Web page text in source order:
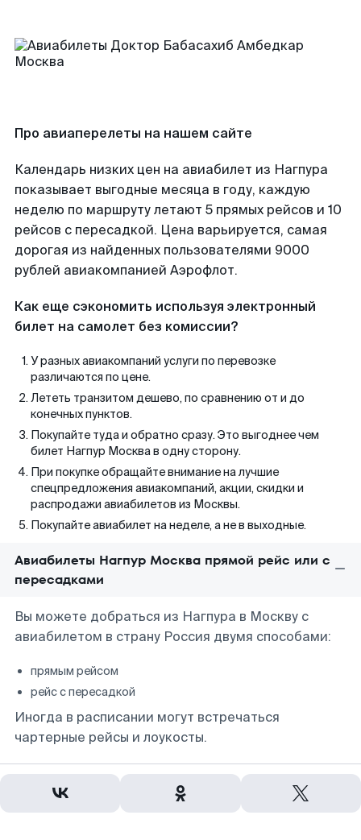
Про авиаперелеты на нашем сайте
Календарь низких цен на авиабилет из Нагпура
показывает выгодные месяца в году, каждую
неделю по маршруту летают 5 прямых рейсов и 10
рейсов с пересадкой. Цена варьируется, самая
дорогая из найденных пользователями 9000
рублей авиакомпанией Аэрофлот.
Как еще сэкономить используя электронный
билет на самолет без комиссии?
У разных авиакомпаний услуги по перевозке
различаются по цене.
Лететь транзитом дешево, по сравнению от и до
конечных пунктов.
Покупайте туда и обратно сразу. Это выгоднее чем
билет Нагпур Москва в одну сторону.
При покупке обращайте внимание на лучшие
спецпредложения авиакомпаний, акции, скидки и
распродажи авиабилетов из Москвы.
Покупайте авиабилет на неделе, а не в выходные.
Авиабилеты Нагпур Москва прямой рейс или с
пересадками
Вы можете добраться из Нагпура в Москву с
авиабилетом в страну Россия двумя способами:
прямым рейсом
рейс с пересадкой
Иногда в расписании могут встречаться
чартерные рейсы и лоукосты.